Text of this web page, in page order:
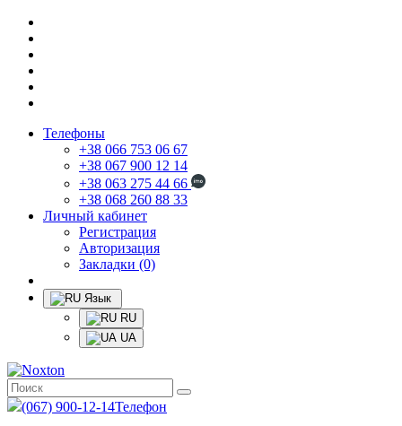
Телефоны
+38 066 753 06 67
+38 067 900 12 14
+38 063 275 44 66
+38 068 260 88 33
Личный кабинет
Регистрация
Авторизация
Закладки (0)
Язык
RU
UA
(067) 900-12-14Телефон